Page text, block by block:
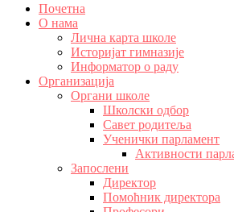
Почетна
О нама
Лична карта школе
Историјат гимназије
Информатор о раду
Организација
Органи школе
Школски одбор
Савет родитеља
Ученички парламент
Активности
Запослени
Директор
Помоћник директора